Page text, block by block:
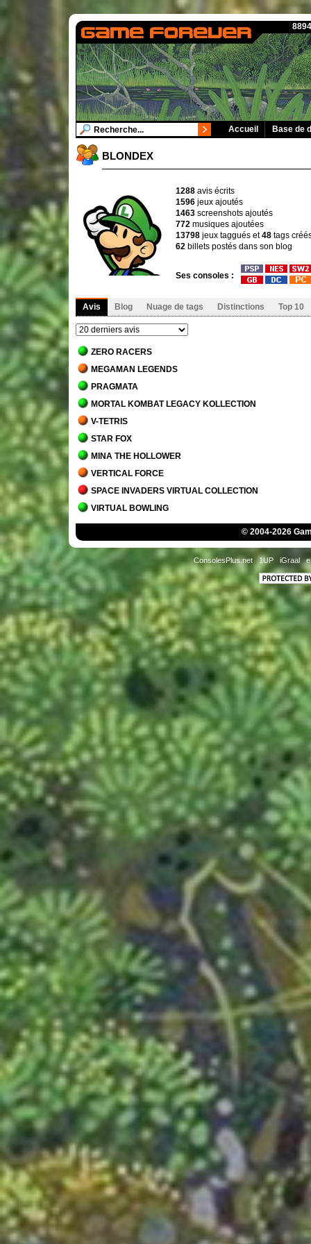
Accueil Base de
BLONDEX
1288 avis écrits
1596 jeux ajoutés
1463 screenshots ajoutés
772 musiques ajoutées
13798 jeux taggués et48 tags
62 billets postés dans son blog
Ses consoles :
Avis Blog Nuage de tags Distinctions Top 10
ZERO RACERS
MEGAMAN LEGENDS
PRAGMATA
MORTAL KOMBAT LEGACY KOLLECTION
V-TETRIS
STAR FOX
MINA THE HOLLOWER
VERTICAL FORCE
SPACE INVADERS VIRTUAL COLLECTION
VIRTUAL BOWLING
MORTAL KOMBAT 1
JACK BROS.
DETROIT - BECOME HUMAN
STAR WARS JEDI - SURVIVOR
MARIO'S TENNIS
THE MANSION OF INNSMOUTH
3D TETRIS
RED ALARM
SUPER MARIO BROS. WONDER + RENDEZ-VOUS AU
PARC BELLABEL
GOLF
© 2004-2026
ConsolesPlus.net 1UP iGraal